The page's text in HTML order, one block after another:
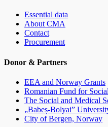
Essential data
About CMA
Contact
Procurement
Donor & Partners
EEA and Norway Grants
Romanian Fund for
The Social and Medical
„Babeș-Bolyai”
City of Bergen, Norway